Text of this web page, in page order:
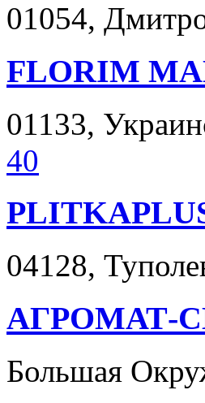
01054,
FLORIM
01133,
40
04128,
АГРОМАТ-
Большая